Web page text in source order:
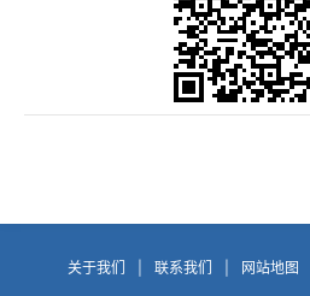
关于我们 联系我们 网站地图